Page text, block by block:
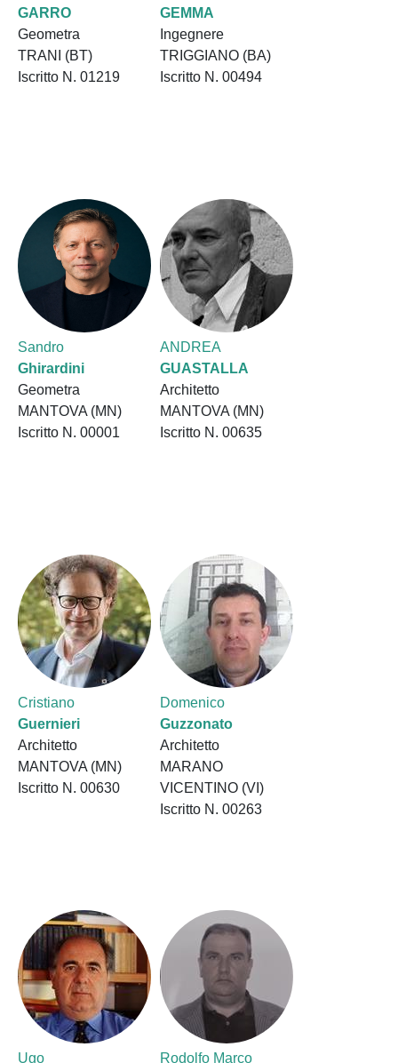
GARRO
Geometra
TRANI (BT)
Iscritto N. 01219
GEMMA
Ingegnere
TRIGGIANO (BA)
Iscritto N. 00494
Sandro
Ghirardini
Geometra
MANTOVA (MN)
Iscritto N. 00001
ANDREA
GUASTALLA
Architetto
MANTOVA (MN)
Iscritto N. 00635
Cristiano
Guernieri
Architetto
MANTOVA (MN)
Iscritto N. 00630
Domenico
Guzzonato
Architetto
MARANO
VICENTINO (VI)
Iscritto N. 00263
Ugo
Rodolfo Marco